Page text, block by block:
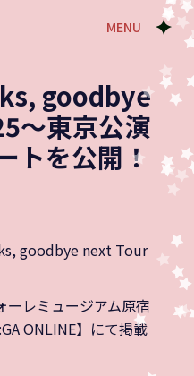
MENU
goodbye
～東京公演
トを公開！
goodbye next Tour
ーレミュージアム原宿
ONLINE】にて掲載